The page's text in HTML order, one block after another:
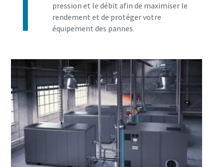
pression et le débit afin de maximiser le
rendement et de protéger votre
équipement des pannes.